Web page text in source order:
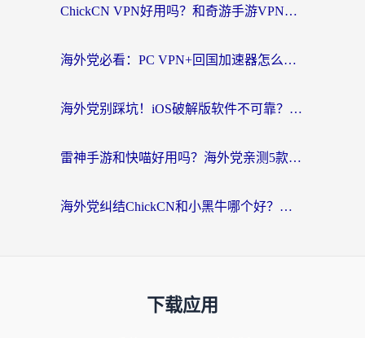
ChickCN VPN好用吗？和奇游手游VPN对比哪个回国效果更好？海外党亲测实用指南
海外党必看：PC VPN+回国加速器怎么选？无缝访问国内资源全攻略
海外党别踩坑！iOS破解版软件不可靠？教你选对回国加速器无缝看国内资源
雷神手游和快喵好用吗？海外党亲测5款回国加速器，附斧牛Bling对比+微信视频号解决办法
海外党纠结ChickCN和小黑牛哪个好？一篇帮你选对回国加速器的实用指南
下载应用